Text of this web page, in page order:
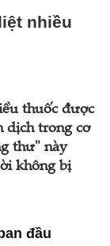
nhiều
thuốc được
dịch trong cơ
thư" này
không bị
đầu